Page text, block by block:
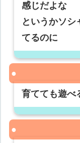
感じだよな
というかソシ
てるのに
育てても遊